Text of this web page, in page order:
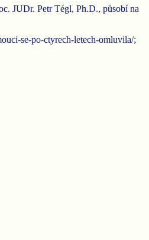
JUDr. Petr Tégl, Ph.D., působí na
se-po-ctyrech-letech-omluvila/;